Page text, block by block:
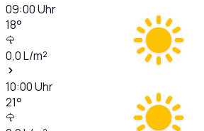
09:00Uhr
18°
0,0L/m²
10:00Uhr
21°